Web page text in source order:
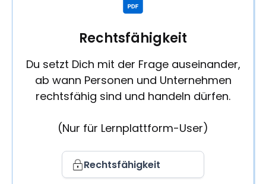
Rechtsfähigkeit
Du setzt Dich mit der Frage auseinander,
ab wann Personen und Unternehmen
rechtsfähig sind und handeln dürfen.
(Nur für Lernplattform-User)
Rechtsfähigkeit